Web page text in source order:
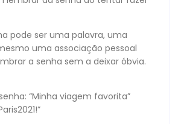
pode ser uma palavra, uma
uma associação pessoal
a senha sem a deixar óbvia.
“Minha viagem favorita”